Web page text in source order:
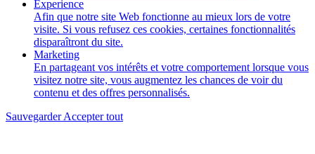
Éxperience
Afin que notre site Web fonctionne au mieux lors de votre
visite. Si vous refusez ces cookies, certaines fonctionnalités
disparaîtront du site.
Marketing
En partageant vos intérêts et votre comportement lorsque vous
visitez notre site, vous augmentez les chances de voir du
contenu et des offres personnalisés.
SauvegarderAccepter tout